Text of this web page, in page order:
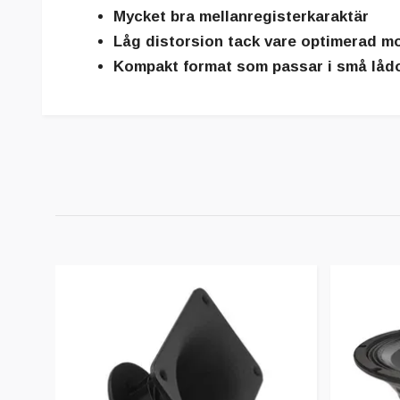
Mycket bra mellanregisterkaraktär
Låg distorsion tack vare optimerad
Kompakt format som passar i små